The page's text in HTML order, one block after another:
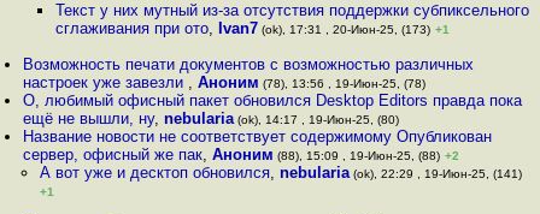
Текст у них мутный из-за отсутствия поддержки субпиксельного
сглаживания при ото, Ivan7(ok), 17:31 , 20-Июн-25, (173) +1
Возможность печати документов с возможностью различных
настроек уже завезли ,Аноним (78), 13:56 , 19-Июн-25, (78)
О, любимый офисный пакет обновился Desktop Editors правда пока
ещё не вышли, ну,nebularia (ok), 14:17 , 19-Июн-25, (80)
Название новости не соответствует содержимому Опубликован
сервер, офисный же пак,Аноним (88), 15:09 , 19-Июн-25, (88) +2
А вот уже и десктоп обновился, nebularia(ok), 22:29 , 19-Июн-25, (141)
+1